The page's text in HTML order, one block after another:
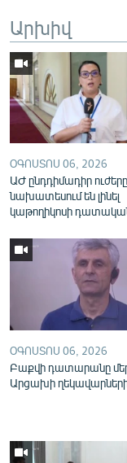
Русский
ՀԵՏԵՎԵՔ ՄԵԶ
«Ազատության»
Արխիվ
ՕԳՈՍՏՈՍ 06, 2026
ԱԺ ընդդիմադիր
նախատեսում են լինել
կաթողիկոսի
ՕԳՈՍՏՈՍ 06, 2026
Բաքվի դատարանը
Արցախի ղեկավարների